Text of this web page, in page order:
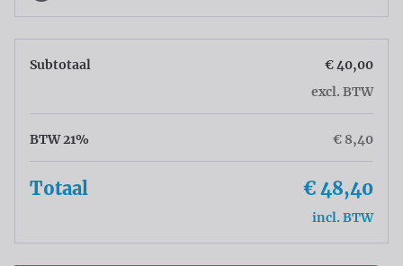
Subtotaal
€ 40,00
excl. BTW
BTW 21% € 8,40
Totaal € 48,40
incl. BTW